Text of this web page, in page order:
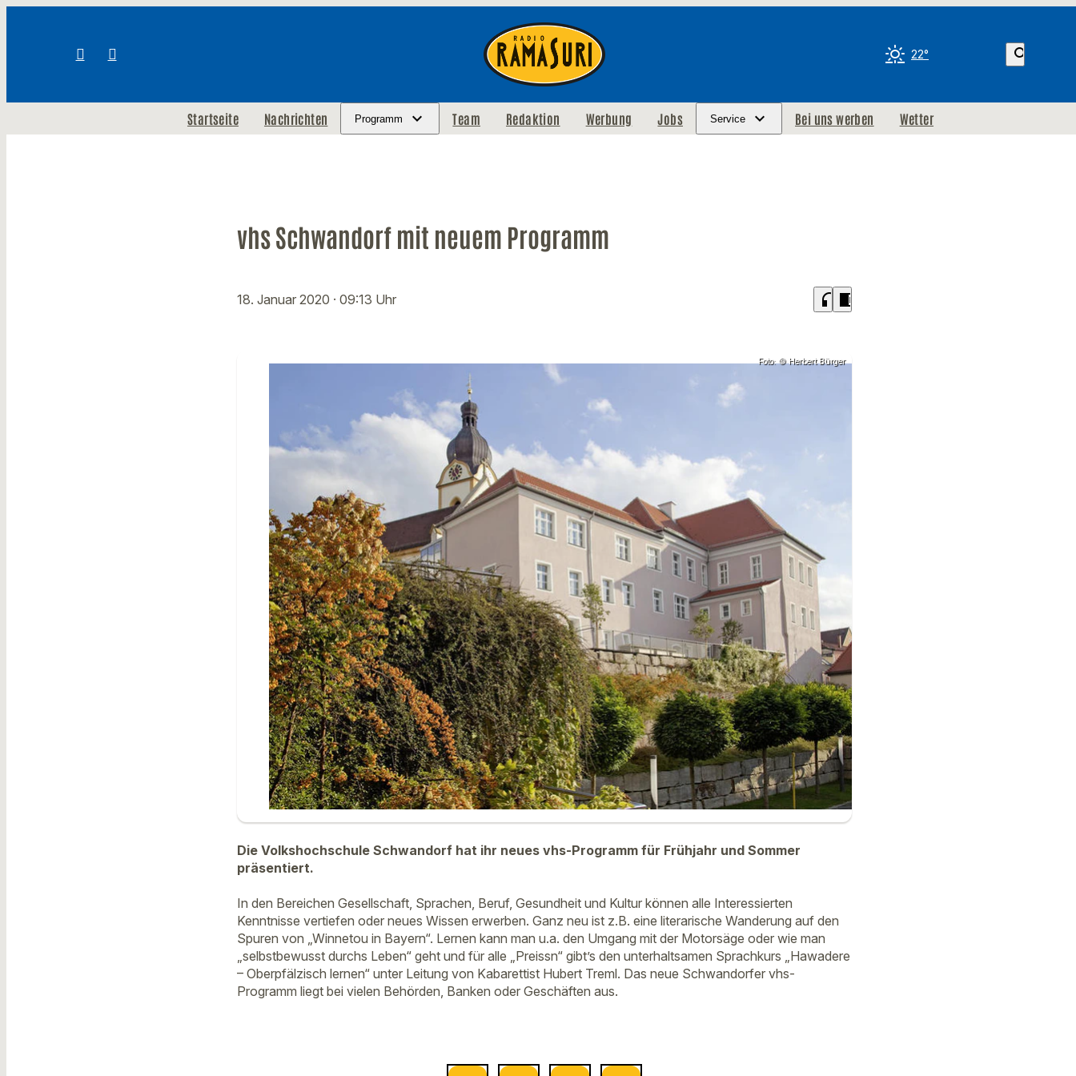
22° search
Startseite Nachrichten Programm Team Redaktion Werbung Jobs Service Bei uns werben Wetter
vhs Schwandorf mit neuem Programm
18. Januar 2020 · 09:13 Uhr headphones chrome_reader_mode
Foto: © Herbert Bürger
Die Volkshochschule Schwandorf hat ihr neues vhs-Programm für Frühjahr und Sommer
präsentiert.
In den Bereichen Gesellschaft, Sprachen, Beruf, Gesundheit und Kultur können alle Interessierten
Kenntnisse vertiefen oder neues Wissen erwerben. Ganz neu ist z.B. eine literarische Wanderung auf den
Spuren von „Winnetou in Bayern“. Lernen kann man u.a. den Umgang mit der Motorsäge oder wie man
„selbstbewusst durchs Leben“ geht und für alle „Preissn“ gibt’s den unterhaltsamen Sprachkurs „Hawadere
– Oberpfälzisch lernen“ unter Leitung von Kabarettist Hubert Treml. Das neue Schwandorfer vhs-
Programm liegt bei vielen Behörden, Banken oder Geschäften aus.